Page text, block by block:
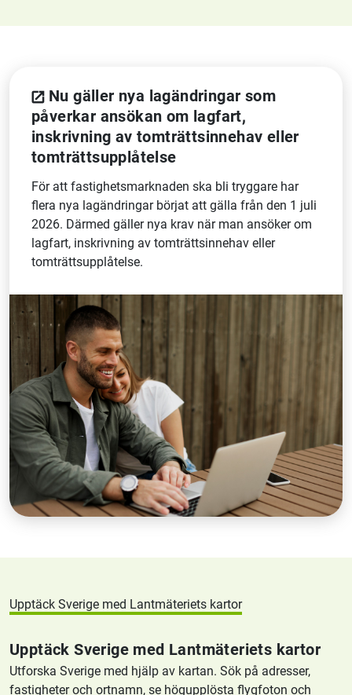
Nu gäller nya lagändringar som
påverkar ansökan om lagfart,
inskrivning av tomträttsinnehav eller
tomträttsupplåtelse
För att fastighetsmarknaden ska bli tryggare har
flera nya lagändringar börjat att gälla från den 1 juli
2026. Därmed gäller nya krav när man ansöker om
lagfart, inskrivning av tomträttsinnehav eller
tomträttsupplåtelse.
Upptäck Sverige med Lantmäteriets kartor
Upptäck Sverige med Lantmäteriets kartor
Utforska Sverige med hjälp av kartan. Sök på adresser,
fastigheter och ortnamn, se högupplösta flygfoton och